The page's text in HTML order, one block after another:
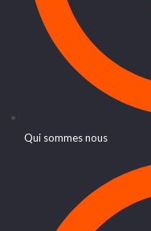
Qui sommes nous